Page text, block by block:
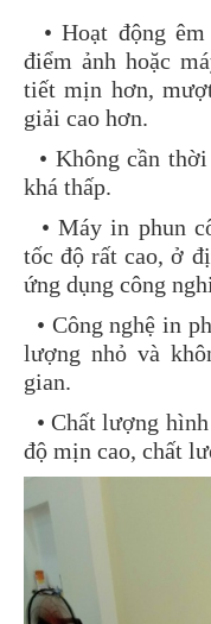
• Hoạt động
điểm ảnh hoặc
tiết mịn hơn,
giải cao hơn.
• Không cần
khá thấp.
• Máy in phun
tốc độ rất cao, ở
ứng dụng công
• Công nghệ in
lượng nhỏ và
gian.
• Chất lượng
độ mịn cao, chất